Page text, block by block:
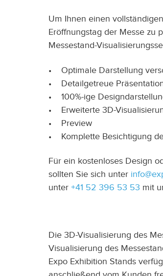
Um Ihnen einen
Eröffnungstag der Messe zu
Messestand-
• Optimale Darstellung
• Detailgetreue
• 100%-ige
• Erweiterte 3D-
• Preview
• Komplette Besichtigung
Für ein kostenloses Design
sollten Sie sich unter
unter +41 52 396 53 53 mit
Die 3D-Visualisierung des
Visualisierung des
Expo Exhibition Stands